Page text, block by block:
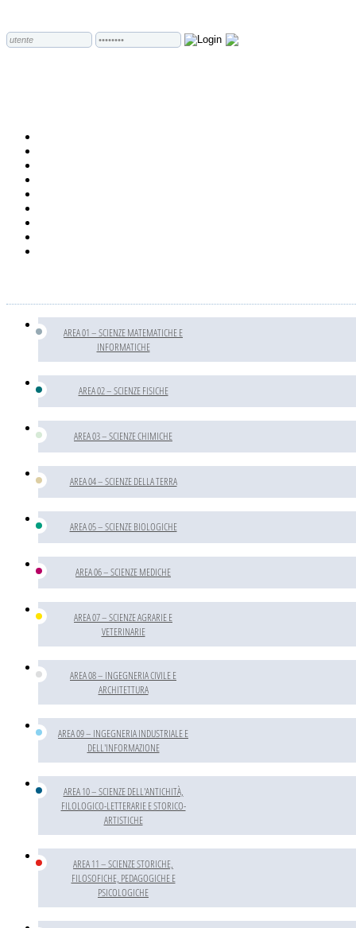
AREA 01 – SCIENZE MATEMATICHE E
INFORMATICHE
AREA 02 – SCIENZE FISICHE
AREA 03 – SCIENZE CHIMICHE
AREA 04 – SCIENZE DELLA TERRA
AREA 05 – SCIENZE BIOLOGICHE
AREA 06 – SCIENZE MEDICHE
AREA 07 – SCIENZE AGRARIE E
VETERINARIE
AREA 08 – INGEGNERIA CIVILE E
ARCHITETTURA
AREA 09 – INGEGNERIA INDUSTRIALE E
DELL'INFORMAZIONE
AREA 10 – SCIENZE DELL'ANTICHITÀ,
FILOLOGICO-LETTERARIE E STORICO-
ARTISTICHE
AREA 11 – SCIENZE STORICHE,
FILOSOFICHE, PEDAGOGICHE E
PSICOLOGICHE